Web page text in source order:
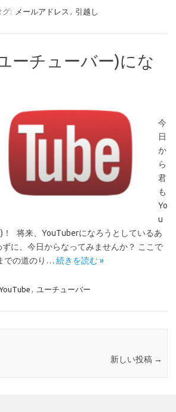
グ: メールアドレス , 引越し
ーチューバー)にな
今
日
か
ら
君
も
Yo
u
！ 将来、YouTuberになろうとしているあ
に、今日からなってみませんか？ ここで
での道のり… 続きを読む »
YouTube , ユーチューバー
新しい投稿 →